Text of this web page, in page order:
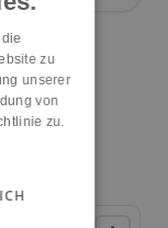
zu
unserer
von
zu.